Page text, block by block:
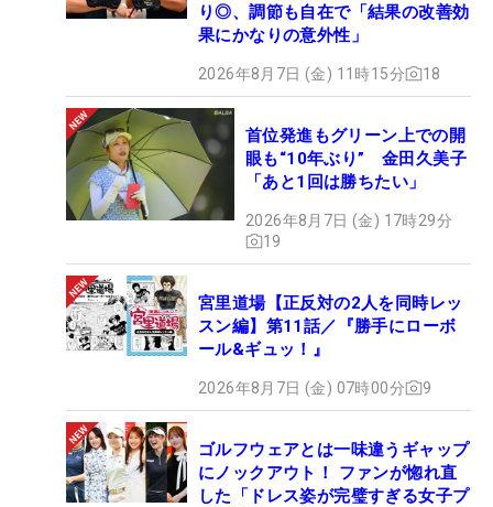
り◎、調節も自在で「結果の改善効
果にかなりの意外性」
2026年8月7日 (金) 11時15分 18
首位発進もグリーン上での開
眼も“10年ぶり” 金田久美子
「あと1回は勝ちたい」
2026年8月7日 (金) 17時29分
19
宮里道場【正反対の2人を同時レッ
スン編】第11話／『勝手にローボ
ール&ギュッ！』
2026年8月7日 (金) 07時00分 9
ゴルフウェアとは一味違うギャップ
にノックアウト！ ファンが惚れ直
した「ドレス姿が完璧すぎる女子プ